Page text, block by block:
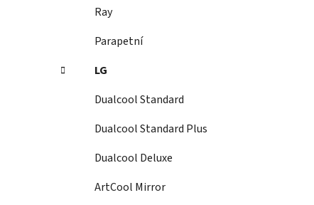
Ray
Parapetní
LG
Dualcool Standard
Dualcool Standard Plus
Dualcool Deluxe
ArtCool Mirror